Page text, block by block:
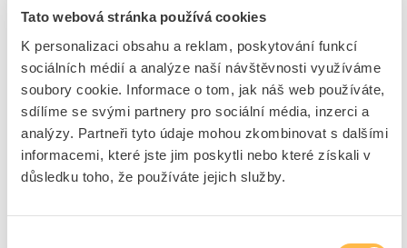
Tato webová stránka používá cookies
K personalizaci obsahu a reklam, poskytování funkcí
sociálních médií a analýze naší návštěvnosti využíváme
soubory cookie. Informace o tom, jak náš web používáte,
sdílíme se svými partnery pro sociální média, inzerci a
analýzy. Partneři tyto údaje mohou zkombinovat s dalšími
informacemi, které jste jim poskytli nebo které získali v
důsledku toho, že používáte jejich služby.
McAdam-Ellipse )
Dimenzování okolní
-15 - 35 °C
Světelná výtěžnost svítidla 90 lm/W